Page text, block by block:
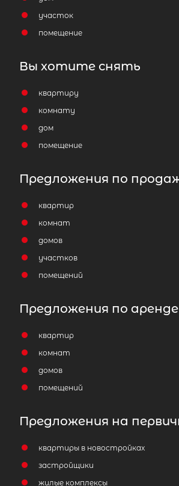
участок
помещение
Вы хотите снять
квартиру
комнату
дом
помещение
Предложения по
квартир
комнат
домов
участков
помещений
Предложения по аренде
квартир
комнат
домов
помещений
Предложения на
квартиры в новостройках
застройщики
жилые комплексы